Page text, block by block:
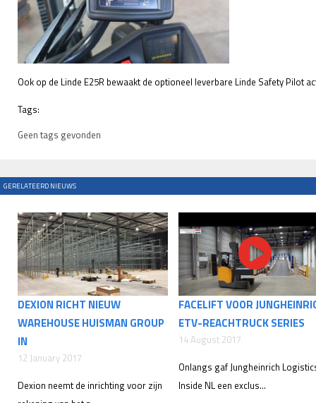
Ook op de Linde E25R bewaakt de optioneel leverbare Linde Safety Pilot
Tags:
Geen tags gevonden
GERELATEERD NIEUWS
DEXION RICHT NIEUW
WAREHOUSE HUISMAN GROUP
IN
12 January 2017
Dexion neemt de inrichting voor zijn
FACELIFT VOOR
ETV-REACHTRUCK SERIES
14 August 2017
Onlangs gaf Jungheinrich
Inside NL een exclus...